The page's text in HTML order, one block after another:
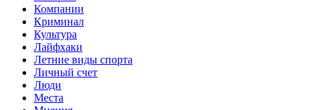
Компании
Криминал
Культура
Лайфхаки
Летние виды спорта
Личный счет
Люди
Места